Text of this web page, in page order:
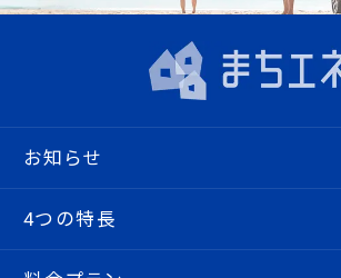
お知らせ
4つの特長